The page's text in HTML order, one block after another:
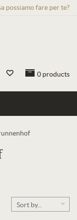
possiamo fare per te?
0 products
Sort by...